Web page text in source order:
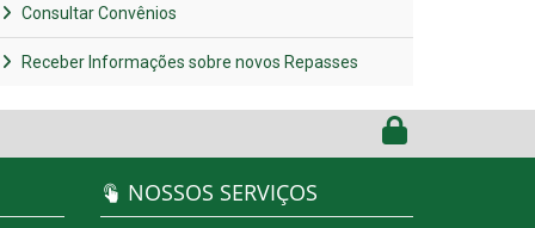
Consultar Convênios
Receber Informações sobre novos Repasses
NOSSOS SERVIÇOS